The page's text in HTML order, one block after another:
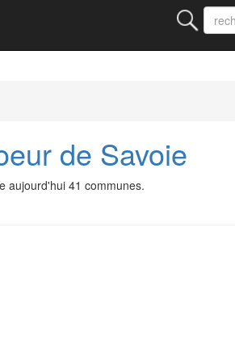
de Savoie
aujourd'hui 41 communes.